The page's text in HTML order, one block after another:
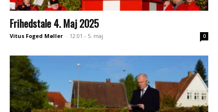
Frihedstale 4. Maj 2025
Vitus Foged Møller - 12:01 - 5. maj 0